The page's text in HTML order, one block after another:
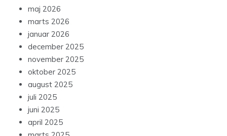
maj 2026
marts 2026
januar 2026
december 2025
november 2025
oktober 2025
august 2025
juli 2025
juni 2025
april 2025